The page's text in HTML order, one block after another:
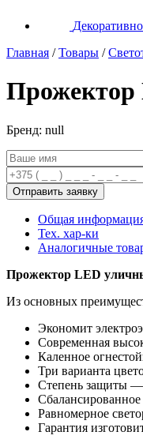
Главная /Товары /
Прожектор
Бренд: null
Общая
Тех. хар-ки
Аналогичные
Прожектор LED
Из основных
Экономит
Современная
Каленное
Три варианта
Степень защиты —
Равномерное
Гарантия